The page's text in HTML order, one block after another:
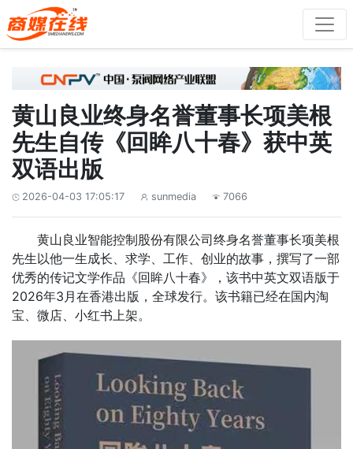
黄山良业终身名誉董事长项美根
先生自传《回眸八十春》获中英
双语出版
 2026-04-03 17:05:17  sunmedia  7066
黄山良业智能控制股份有限公司终身名誉董事长项美根
先生以他一生成长、求学、工作、创业的故事，撰写了一部
优秀的传记文学作品《回眸八十春》，该书中英文双语版于
2026年3月在香港出版，全球发行。该书籍已经在国内淘
宝、微店、小红书上架。